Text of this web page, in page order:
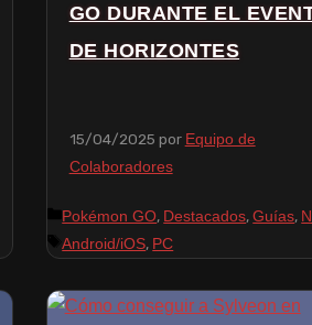
GO DURANTE EL
DE HORIZONTES
15/04/2025 por Equipo de
Colaboradores
Pokémon GO, Destacados,Guías,
Android/iOS, PC